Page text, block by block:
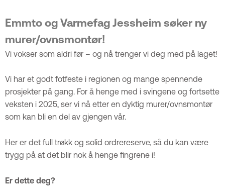
Emmto og Varmefag Jessheim søker ny
murer/ovnsmontør!
Vi vokser som aldri før – og nå trenger vi deg med på laget!
Vi har et godt fotfeste i regionen og mange spennende
prosjekter på gang. For å henge med i svingene og fortsette
veksten i 2025, ser vi nå etter en dyktig murer/ovnsmontør
som kan bli en del av gjengen vår.
Her er det full trøkk og solid ordrereserve, så du kan være
trygg på at det blir nok å henge fingrene i!
Er dette deg?